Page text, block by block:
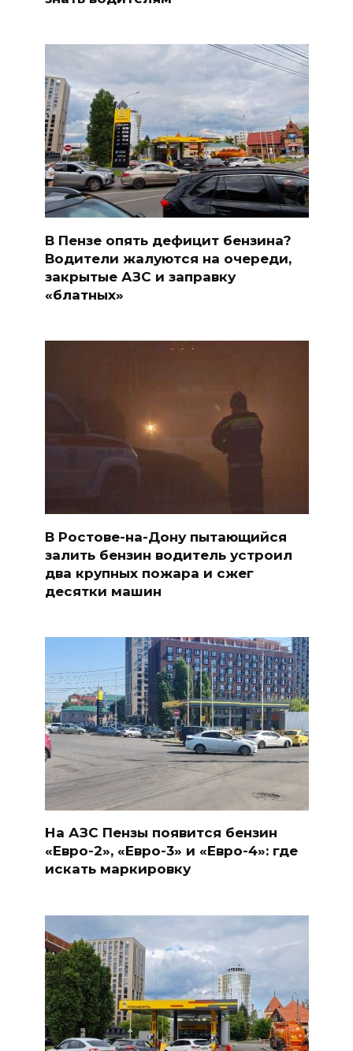
В Пензе опять дефицит бензина?
Водители жалуются на очереди,
закрытые АЗС и заправку
«блатных»
В Ростове-на-Дону пытающийся
залить бензин водитель устроил
два крупных пожара и сжег
десятки машин
На АЗС Пензы появится бензин
«Евро-2», «Евро-3» и «Евро-4»: где
искать маркировку